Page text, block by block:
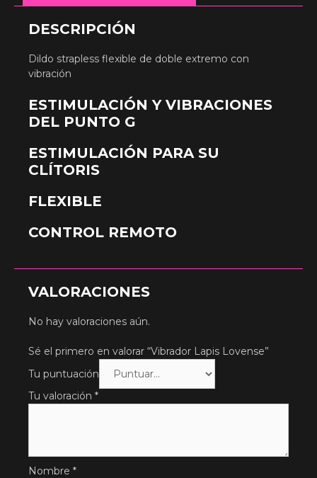
DESCRIPCIÓN
Dildo strapless flexible de doble extremo con
vibración
ESTIMULACIÓN Y VIBRACIONES
DEL PUNTO G
ESTIMULACIÓN PARA SU
CLÍTORIS
FLEXIBLE
CONTROL REMOTO
VALORACIONES
No hay valoraciones aún.
Sé el primero en valorar “Vibrador Lapis Lovense”
Tu puntuación
Tu valoración *
Nombre *